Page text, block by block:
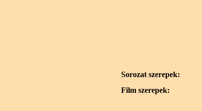
Sorozat szerepek:
Film szerepek: